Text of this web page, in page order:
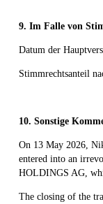
9. Im Falle von
Datum der
Stimmrechtsanteil
10. Sonstige
On 13 May 2026,
entered into an
HOLDINGS AG,
The closing of the